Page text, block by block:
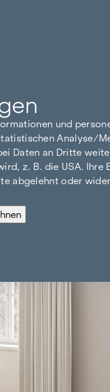
und
Analyse/
Daten an Dritte
z. B. die USA. Ihre
abgelehnt oder